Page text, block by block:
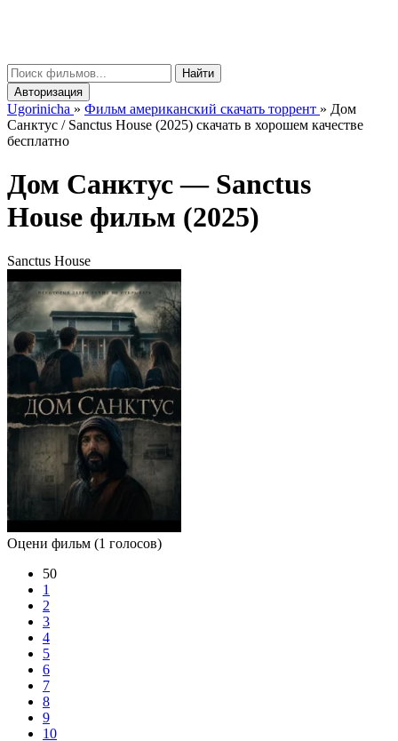
Найти
Авторизация
Ugorinicha » Фильм американский скачать торрент » Дом
Санктус / Sanctus House (2025) скачать в хорошем качестве
бесплатно
Дом Санктус — Sanctus
House фильм (2025)
Sanctus House
Оцени фильм (1 голосов)
50
1
2
3
4
5
6
7
8
9
10